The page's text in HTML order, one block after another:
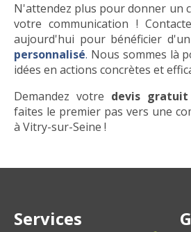
N'attendez plus pour donner un
votre communication !
aujourd'hui pour bénéficier d'un
personnalisé. Nous sommes là
idées en actions concrètes et
Demandez votre devis gratuit
faites le premier pas vers une
à Vitry-sur-Seine !
Services